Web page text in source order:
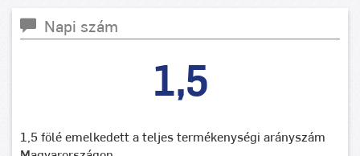
Napi szám
1,5
1,5 fölé emelkedett a teljes termékenységi arányszám